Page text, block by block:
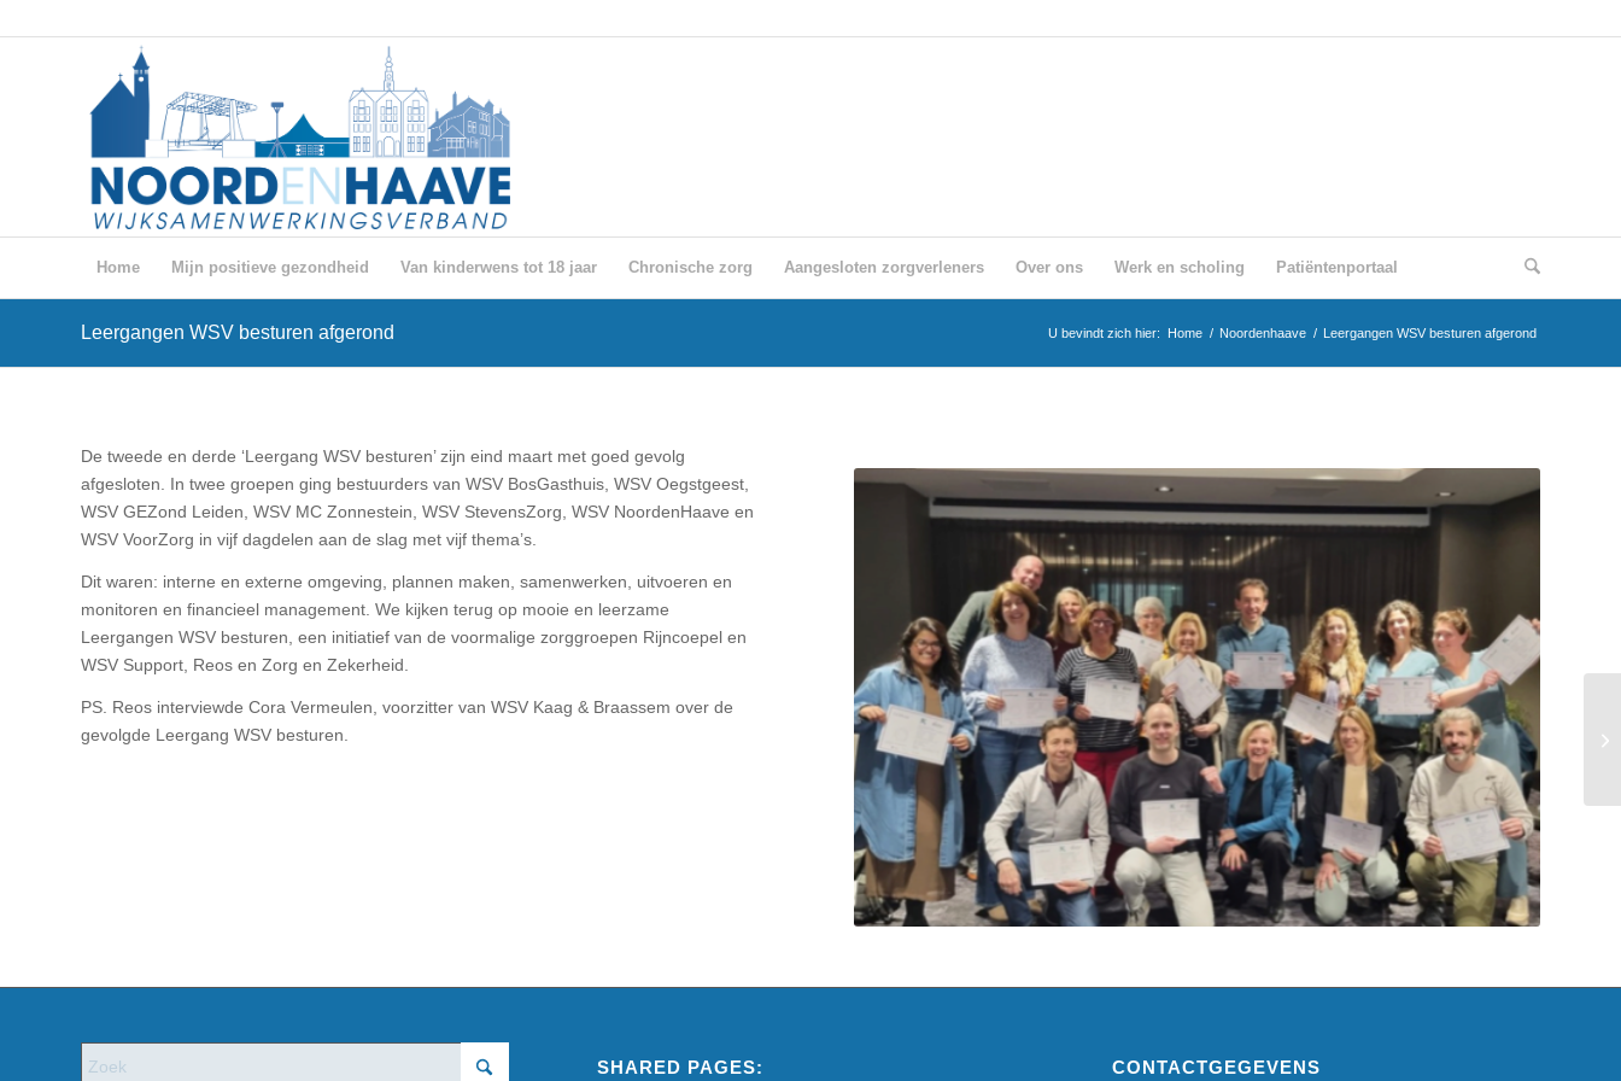
Home Mijn positieve gezondheid Van kinderwens tot 18 jaar Chronische zorg Aangesloten zorgverleners Over ons Werk en scholing Patiëntenportaal
Leergangen WSV besturen afgerond U bevindt zich hier: Home / Noordenhaave / Leergangen WSV besturen afgerond
De tweede en derde ‘Leergang WSV besturen’ zijn eind maart met goed gevolg
afgesloten. In twee groepen ging bestuurders van WSV BosGasthuis, WSV Oegstgeest,
WSV GEZond Leiden, WSV MC Zonnestein, WSV StevensZorg, WSV NoordenHaave en
WSV VoorZorg in vijf dagdelen aan de slag met vijf thema’s.
Dit waren: interne en externe omgeving, plannen maken, samenwerken, uitvoeren en
monitoren en financieel management. We kijken terug op mooie en leerzame
Leergangen WSV besturen, een initiatief van de voormalige zorggroepen Rijncoepel en
WSV Support, Reos en Zorg en Zekerheid.
PS. Reos interviewde Cora Vermeulen, voorzitter van WSV Kaag & Braassem over de
gevolgde Leergang WSV besturen.
SHARED PAGES: CONTACTGEGEVENS